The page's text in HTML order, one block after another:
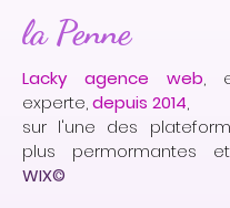
la Penne
Lacky agence web,
experte,depuis 2014,
sur l'une des
plus permormantes
WIX©